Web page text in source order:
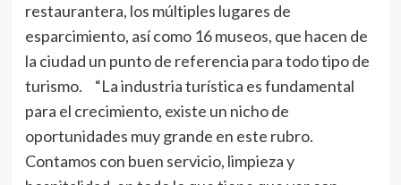
restaurantera, los múltiples lugares de
esparcimiento, así como 16 museos, que hacen de
la ciudad un punto de referencia para todo tipo de
turismo. “La industria turística es fundamental
para el crecimiento, existe un nicho de
oportunidades muy grande en este rubro.
Contamos con buen servicio, limpieza y